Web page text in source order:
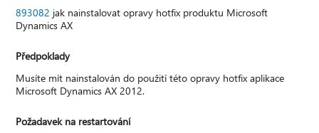
893082 jak nainstalovat opravy hotfix produktu Microsoft
Dynamics AX
Předpoklady
Musíte mít nainstalován do použití této opravy hotfix aplikace
Microsoft Dynamics AX 2012.
Požadavek na restartování